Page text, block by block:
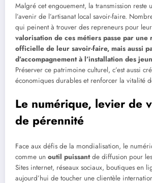
Malgré cet engouement, la transmission reste
l’avenir de l’artisanat local savoir-faire.
qui peinent à trouver des repreneurs pour
valorisation de ces métiers passe par une
officielle de leur savoir-faire, mais aussi
d’accompagnement à l’installation des
Préserver ce patrimoine culturel, c’est aussi
économiques durables et renforcer la vitalité
Le numérique, levier de
de pérennité
Face aux défis de la mondialisation, le
comme un outil puissantde diffusion pour
Sites internet, réseaux sociaux, boutiques en
aujourd’hui de toucher une clientèle